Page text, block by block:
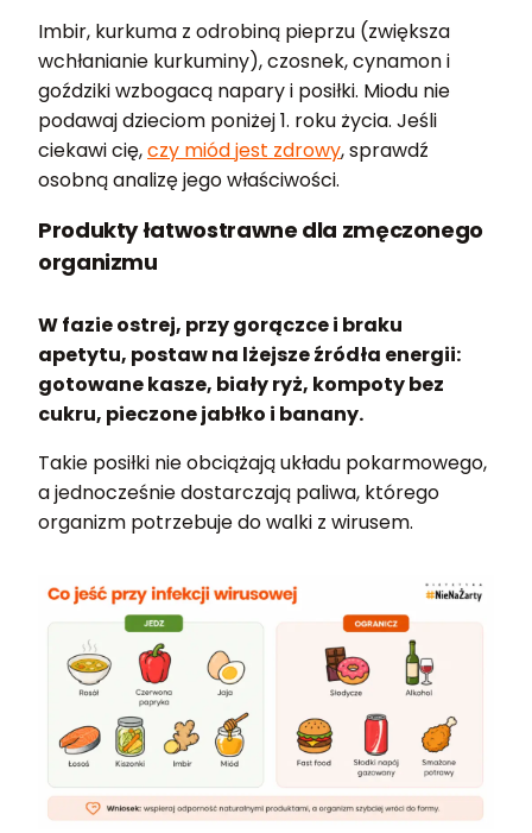
Imbir, kurkuma z odrobiną pieprzu (zwiększa
wchłanianie kurkuminy), czosnek, cynamon i
goździki wzbogacą napary i posiłki. Miodu nie
podawaj dzieciom poniżej 1. roku życia. Jeśli
ciekawi cię,czy miód jest zdrowy, sprawdź
osobną analizę jego właściwości.
Produkty łatwostrawne dla zmęczonego
organizmu
W fazie ostrej, przy gorączce i braku
apetytu, postaw na lżejsze źródła energii:
gotowane kasze, biały ryż, kompoty bez
cukru, pieczone jabłko i banany.
Takie posiłki nie obciążają układu pokarmowego,
a jednocześnie dostarczają paliwa, którego
organizm potrzebuje do walki z wirusem.